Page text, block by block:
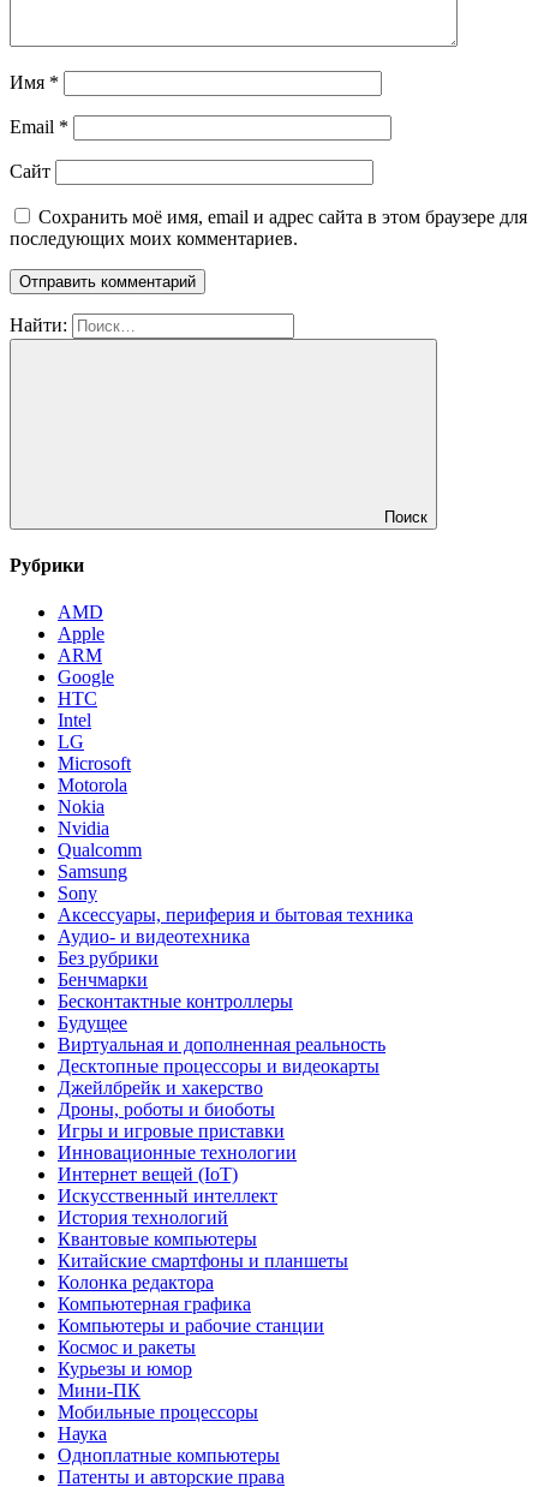
Имя *
Email *
Сайт
Сохранить моё имя, email и адрес сайта в этом браузере для
последующих моих комментариев.
Найти:
Поиск
Рубрики
AMD
Apple
ARM
Google
HTC
Intel
LG
Microsoft
Motorola
Nokia
Nvidia
Qualcomm
Samsung
Sony
Аксессуары, периферия и бытовая техника
Аудио- и видеотехника
Без рубрики
Бенчмарки
Бесконтактные контроллеры
Будущее
Виртуальная и дополненная реальность
Десктопные процессоры и видеокарты
Джейлбрейк и хакерство
Дроны, роботы и биоботы
Игры и игровые приставки
Инновационные технологии
Интернет вещей (IoT)
Искусственный интеллект
История технологий
Квантовые компьютеры
Китайские смартфоны и планшеты
Колонка редактора
Компьютерная графика
Компьютеры и рабочие станции
Космос и ракеты
Курьезы и юмор
Мини-ПК
Мобильные процессоры
Наука
Одноплатные компьютеры
Патенты и авторские права